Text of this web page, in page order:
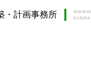
・計画事務所